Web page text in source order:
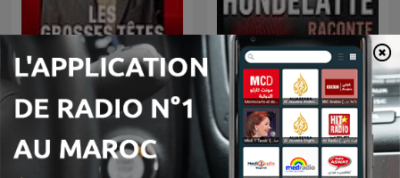
Les Grosses Têtes Hondelatte Raconte